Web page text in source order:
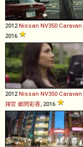
2012 Nissan NV350 Caravan
2016
2012 Nissan NV350 Caravan
揮官 郷間彩香 , 2016